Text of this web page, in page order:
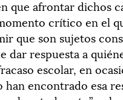
que afrontar dichos
crítico en el
que son sujetos
dar respuesta a
escolar, en
han encontrado esa